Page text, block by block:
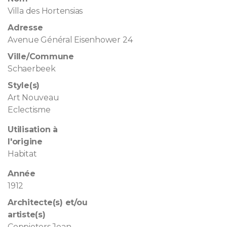
Villa des Hortensias
Adresse
Avenue Général Eisenhower 24
Ville/Commune
Schaerbeek
Style(s)
Art Nouveau
Eclectisme
Utilisation à
l'origine
Habitat
Année
1912
Architecte(s) et/ou
artiste(s)